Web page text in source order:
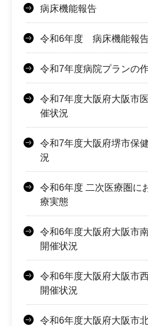
病床機能報告
令和6年度 病床機能報
令和7年度病院プランの
令和7年度大阪府大阪市
催状況
令和7年度大阪府堺市保
況
令和6年度 二次医療圏に
療実態
令和6年度大阪府大阪市
開催状況
令和6年度大阪府大阪市
開催状況
令和6年度大阪府大阪市